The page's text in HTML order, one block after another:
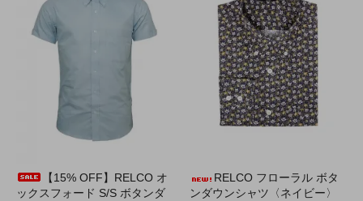
【15% OFF】RELCO オ
ックスフォード S/S ボタンダ
RELCO フローラル ボタ
ンダウンシャツ〈ネイビー〉